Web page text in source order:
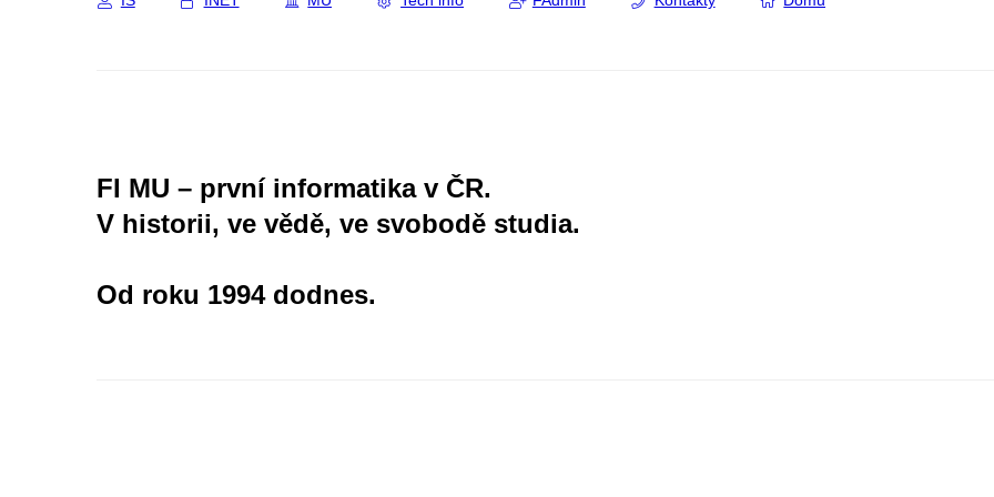
FI MU – první informatika v ČR.
V historii, ve vědě, ve svobodě studia.
Od roku 1994 dodnes.